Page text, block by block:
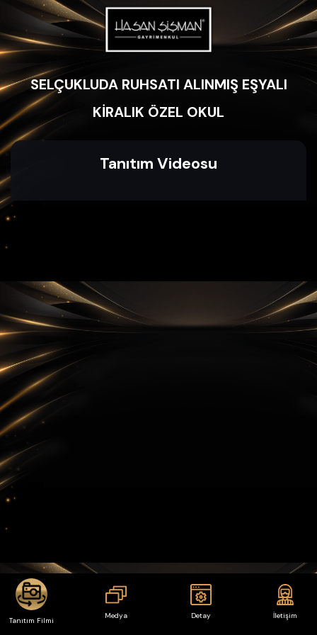
SELÇUKLUDA RUHSATI ALINMIŞ EŞYALI
KİRALIK ÖZEL OKUL
Tanıtım Videosu
Tanıtım Filmi
Medya Detay İletişim